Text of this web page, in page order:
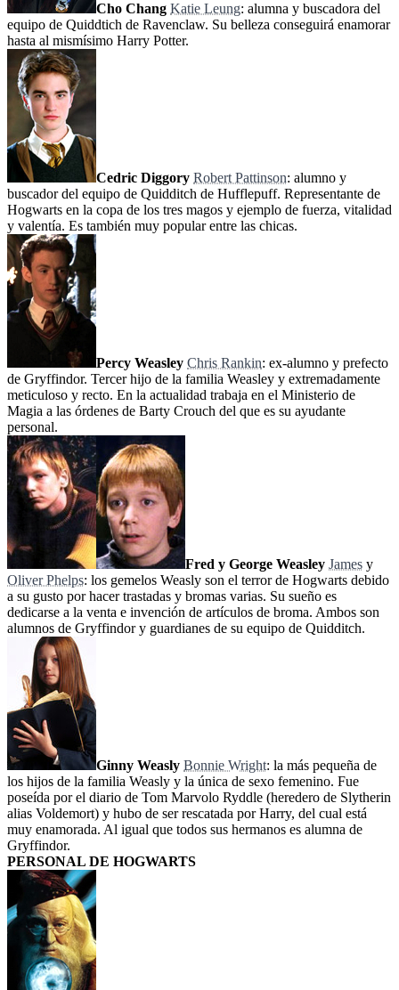
Cho Chang Katie Leung: alumna y buscadora del
equipo de Quiddtich de Ravenclaw. Su belleza conseguirá enamorar
hasta al mismísimo Harry Potter.
Cedric Diggory Robert Pattinson: alumno y
buscador del equipo de Quidditch de Hufflepuff. Representante de
Hogwarts en la copa de los tres magos y ejemplo de fuerza, vitalidad
y valentía. Es también muy popular entre las chicas.
Percy Weasley Chris Rankin: ex-alumno y prefecto
de Gryffindor. Tercer hijo de la familia Weasley y extremadamente
meticuloso y recto. En la actualidad trabaja en el Ministerio de
Magia a las órdenes de Barty Crouch del que es su ayudante
personal.
Fred y George Weasley James y
Oliver Phelps: los gemelos Weasly son el terror de Hogwarts debido
a su gusto por hacer trastadas y bromas varias. Su sueño es
dedicarse a la venta e invención de artículos de broma. Ambos son
alumnos de Gryffindor y guardianes de su equipo de Quidditch.
Ginny Weasly Bonnie Wright: la más pequeña de
los hijos de la familia Weasly y la única de sexo femenino. Fue
poseída por el diario de Tom Marvolo Ryddle (heredero de Slytherin
alias Voldemort) y hubo de ser rescatada por Harry, del cual está
muy enamorada. Al igual que todos sus hermanos es alumna de
Gryffindor.
PERSONAL DE HOGWARTS